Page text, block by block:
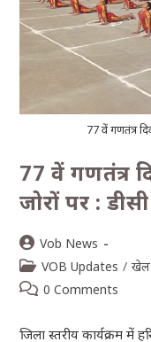
77 वें गणतंत्र
77 वें गणतंत्र
जोरों पर : डीसी
Vob News
VOB Updates / खेल
0 Comments
जिला स्तरीय कार्यक्रम में